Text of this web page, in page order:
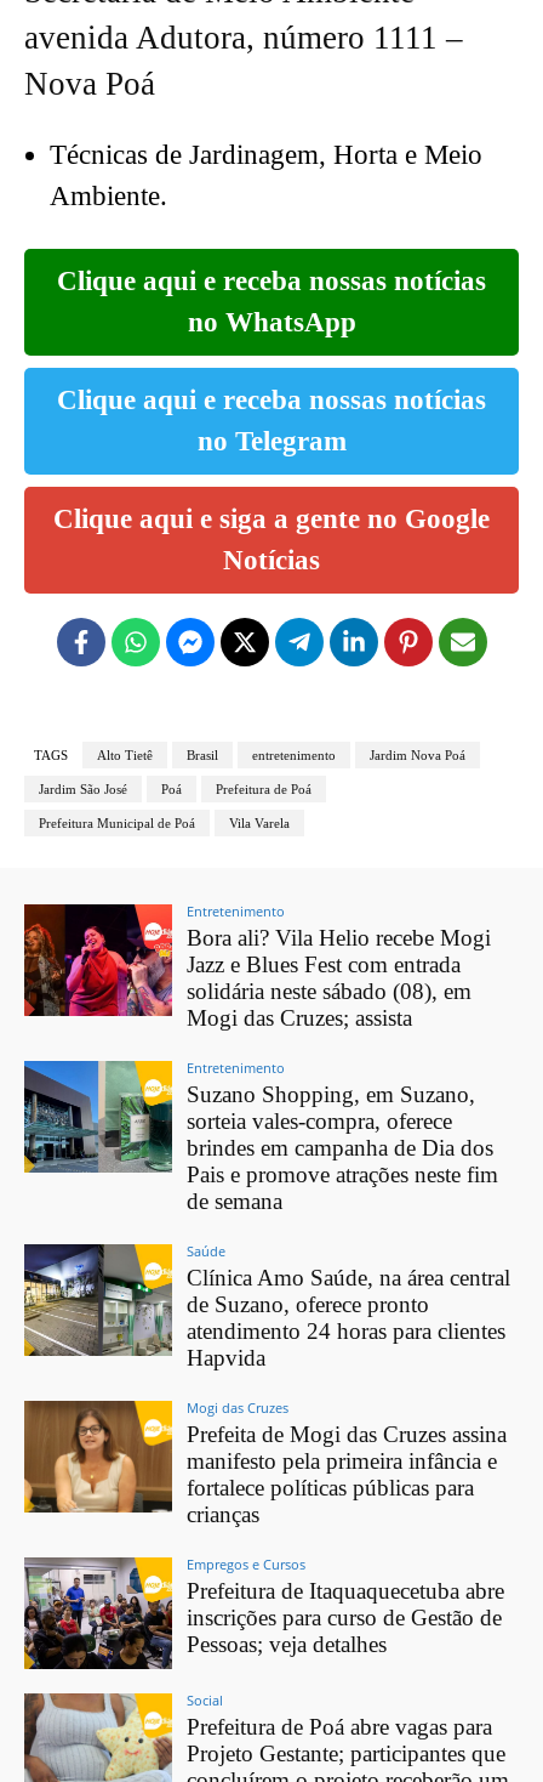
avenida Adutora, número 1111 –
Nova Poá
Técnicas de Jardinagem, Horta e Meio
Ambiente.
Clique aqui e receba nossas notícias
no WhatsApp
Clique aqui e receba nossas notícias
no Telegram
Clique aqui e siga a gente no Google
Notícias
TAGS Alto Tietê Brasil entretenimento Jardim Nova Poá
Jardim São José Poá Prefeitura de Poá
Prefeitura Municipal de Poá Vila Varela
Entretenimento
Bora ali? Vila Helio recebe Mogi
Jazz e Blues Fest com entrada
solidária neste sábado (08), em
Mogi das Cruzes; assista
Entretenimento
Suzano Shopping, em Suzano,
sorteia vales-compra, oferece
brindes em campanha de Dia dos
Pais e promove atrações neste fim
de semana
Saúde
Clínica Amo Saúde, na área central
de Suzano, oferece pronto
atendimento 24 horas para clientes
Hapvida
Mogi das Cruzes
Prefeita de Mogi das Cruzes assina
manifesto pela primeira infância e
fortalece políticas públicas para
crianças
Empregos e Cursos
Prefeitura de Itaquaquecetuba abre
inscrições para curso de Gestão de
Pessoas; veja detalhes
Social
Prefeitura de Poá abre vagas para
Projeto Gestante; participantes que